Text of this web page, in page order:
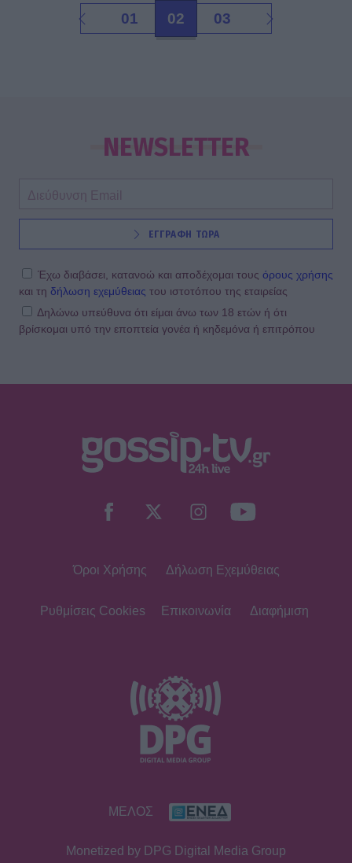
01 02 03
NEWSLETTER
ΕΓΓΡΑΦΗ ΤΩΡΑ
Έχω διαβάσει, κατανοώ και αποδέχομαι τους όρους χρήσης
και τη δήλωση εχεμύθειας του ιστοτόπου της εταιρείας
Δηλώνω υπεύθυνα ότι είμαι άνω των 18 ετών ή ότι
βρίσκομαι υπό την εποπτεία γονέα ή κηδεμόνα ή επιτρόπου
Όροι Χρήσης Δήλωση Εχεμύθειας
Ρυθμίσεις Cookies Επικοινωνία Διαφήμιση
ΜΕΛΟΣ
Monetized by DPG Digital Media Group